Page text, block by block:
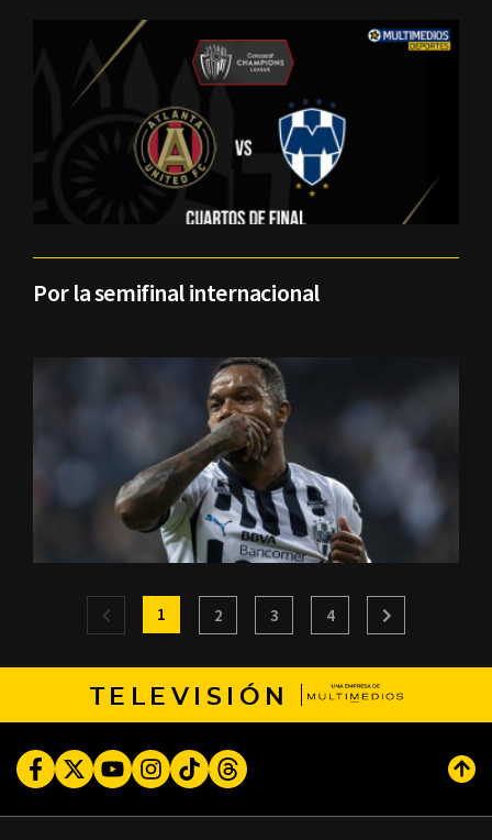
Por la semifinal internacional
1 2 3 4
TELEVISIÓN
FacebookTwitterYoutubeInstagram
TikTokThreads